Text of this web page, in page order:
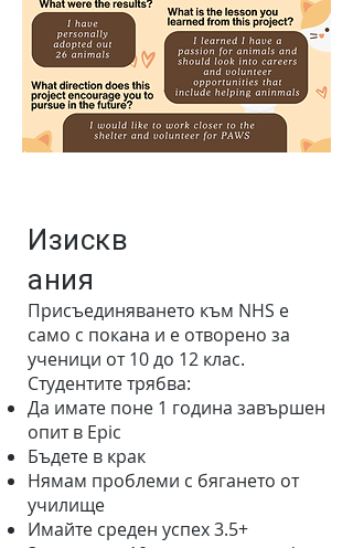
Изискв
ания
Присъединяването към NHS е
само с покана и е отворено за
ученици от 10 до 12 клас.
Студентите трябва:
Да имате поне 1 година завършен
опит в Epic
Бъдете в крак
Нямам проблеми с бягането от
училище
Имайте среден успех 3.5+